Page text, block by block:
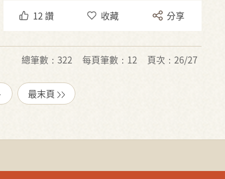
12讚 收藏 分享
總筆數：322 每頁筆數：12 頁次：26/27
最末頁